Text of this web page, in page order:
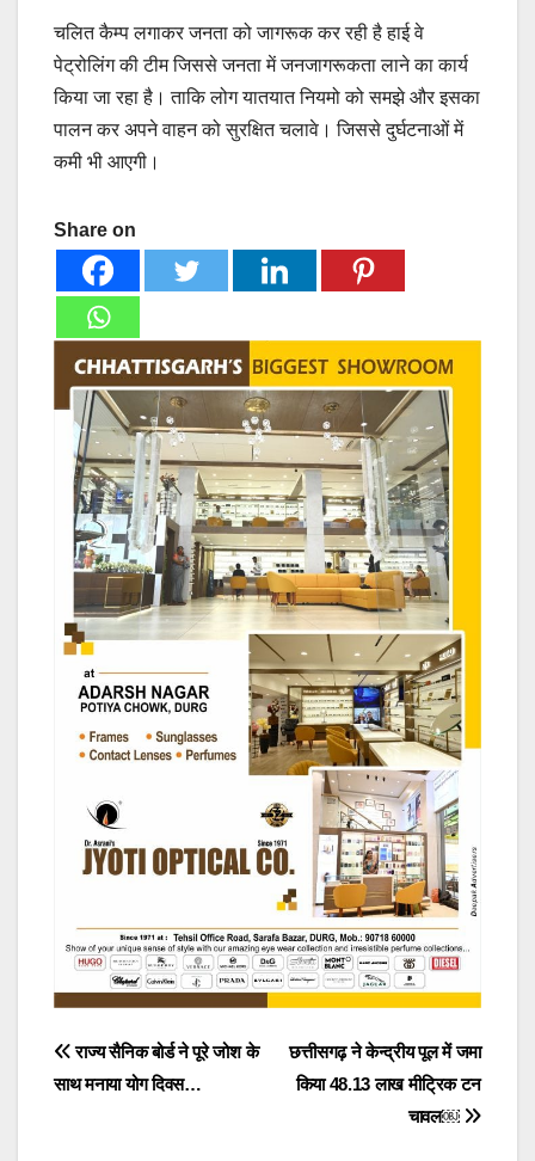
चलित कैम्प लगाकर जनता को जागरूक कर रही है हाई वे
पेट्रोलिंग की टीम जिससे जनता में जनजागरूकता लाने का कार्य
किया जा रहा है। ताकि लोग यातयात नियमो को समझे और इसका
पालन कर अपने वाहन को सुरक्षित चलावे। जिससे दुर्घटनाओं में
कमी भी आएगी।
Share on
Post
navigation
छत्तीसगढ़ ने केन्द्रीय पूल में जमा
किया 48.13 लाख मीट्रिक टन
चावल￼
राज्य सैनिक बोर्ड ने पूरे जोश के
साथ मनाया योग दिवस…